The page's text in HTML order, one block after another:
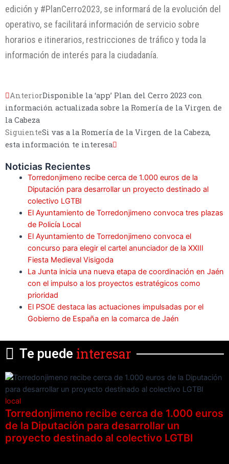
edición y #PlanCerro2023, se informará de la evolución del
operativo, se facilitará información de servicio sobre
horarios e itinerarios, restricciones de tráfico y toda la
información de interés para la ciudadanía.
AnteriorDisponible la ‘app’ Plan del Cerro 2023 con
información actualizada sobre la Romería de la Virgen de
la Cabeza
SiguienteSi vas a la Romería de la Virgen de la Cabeza,
esta información te interesa
Noticias Recientes
Torredonjimeno recibe cerca de 1.000 euros de la
Diputación para desarrollar un proyecto destinado al
colectivo LGTBI
El Ayuntamiento de Torredonjimeno convoca tres plazas
de Policía Local
El Ayuntamiento de Torredonjimeno convoca el
concurso para elegir el cartel anunciador de la XXIII
Fiesta Medieval Visigoda
La Junta inicia una nueva etapa de coordinación en Jaén
con el impulso a los proyectos estratégicos como
prioridad
El PSOE destaca las actuaciones impulsadas por el
Gobierno de España en la comarca de Jaén
Te puede interesar
local
Torredonjimeno recibe cerca de 1.000 euros
de la Diputación para desarrollar un
proyecto destinado al colectivo LGTBI